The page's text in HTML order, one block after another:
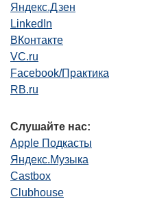
Яндекс.Дзен
LinkedIn
ВКонтакте
VC.ru
Facebook/Практика
RB.ru
Слушайте нас:
Apple Подкасты
Яндекс.Музыка
Castbox
Clubhouse